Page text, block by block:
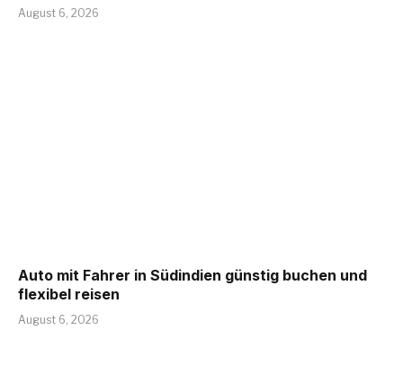
August 6, 2026
Auto mit Fahrer in Südindien günstig buchen und
flexibel reisen
August 6, 2026